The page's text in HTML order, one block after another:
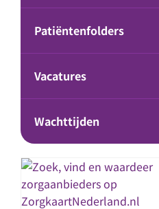
Patiëntenfolders
Vacatures
Wachttijden